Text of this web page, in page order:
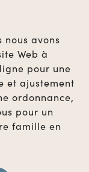
avons
Web à
pour une
et ajustement
ordonnance,
pour un
famille en